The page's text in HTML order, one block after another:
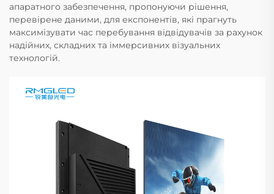
апаратного забезпечення, пропонуючи рішення,
перевірене даними, для експонентів, які прагнуть
максимізувати час перебування відвідувачів за рахунок
надійних, складних та іммерсивних візуальних
технологій.